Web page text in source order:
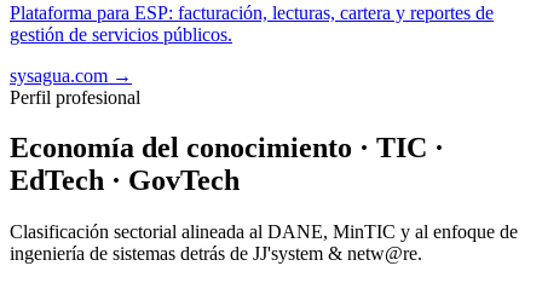
Plataforma para ESP: facturación, lecturas, cartera y reportes de
gestión de servicios públicos.
sysagua.com →
Perfil profesional
Economía del conocimiento · TIC ·
EdTech · GovTech
Clasificación sectorial alineada al DANE, MinTIC y al enfoque de
ingeniería de sistemas detrás de JJ'system & netw@re.